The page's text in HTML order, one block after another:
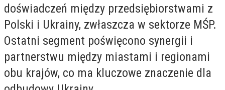
doświadczeń między przedsiębiorstwami z
Polski i Ukrainy, zwłaszcza w sektorze MŚP.
Ostatni segment poświęcono synergii i
partnerstwu między miastami i regionami
obu krajów, co ma kluczowe znaczenie dla